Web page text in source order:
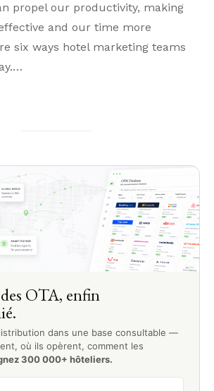
propel our productivity, making
and our time more
six ways hotel marketing teams
OTA, enfin
dans une base consultable —
où ils opèrent, comment les
300 000+ hôteliers.